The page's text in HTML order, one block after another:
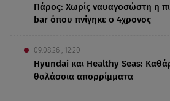
Πάρος: Χωρίς ναυαγοσώστη η
bar όπου πνίγηκε ο 4χρονος
09.08.26 , 12:20
Hyundai και Healthy Seas:
θαλάσσια απορρίμματα